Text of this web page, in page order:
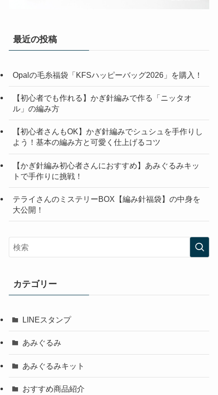
最近の投稿
Opalの毛糸福袋「KFSハッピーバッグ2026」を購入！
【初心者でも作れる】かぎ針編みで作る「ニッタオ
ル」の編み方
【初心者さんもOK】かぎ針編みでシュシュを手作りし
よう！基本の編み方と可愛く仕上げるコツ
【かぎ針編み初心者さんにおすすめ】あみぐるみキッ
トで手作りに挑戦！
テライさんのミステリーBOX【編み針福袋】の中身を
大公開！
カテゴリー
LINEスタンプ
あみぐるみ
あみぐるみキット
おすすめ商品紹介